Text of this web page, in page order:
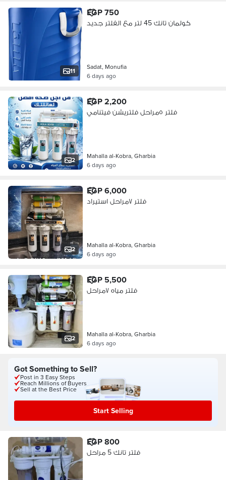
11
EGP 750
كولمان تانك 45 لتر مع الفلتر جديد
Sadat, Monufia
6 days ago
2
EGP 2,200
فلتر ٥مراحل فلتريشن فيتنامي
Mahalla al-Kobra, Gharbia
6 days ago
2
EGP 6,000
فلتر ٧مراحل استيراد
Mahalla al-Kobra, Gharbia
6 days ago
2
EGP 5,500
فلتر مياه ٧مراحل
Mahalla al-Kobra, Gharbia
6 days ago
Got Something to Sell?
Post in 3 Easy Steps
Reach Millions of Buyers
Sell at the Best Price
Start Selling
EGP 800
فلتر تانك 5 مراحل